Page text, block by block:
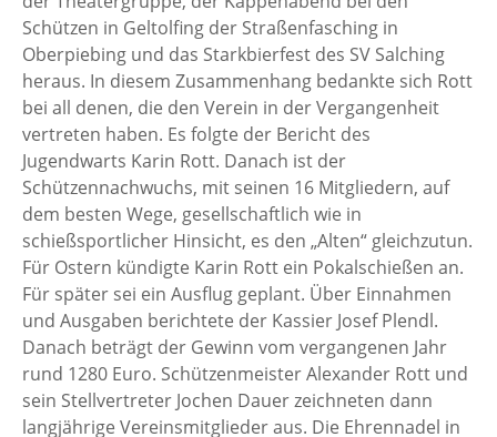
Schützen in Geltolfing der Straßenfasching in
Oberpiebing und das Starkbierfest des SV Salching
heraus. In diesem Zusammenhang bedankte sich Rott
bei all denen, die den Verein in der Vergangenheit
vertreten haben. Es folgte der Bericht des
Jugendwarts Karin Rott. Danach ist der
Schützennachwuchs, mit seinen 16 Mitgliedern, auf
dem besten Wege, gesellschaftlich wie in
schießsportlicher Hinsicht, es den „Alten“ gleichzutun.
Für Ostern kündigte Karin Rott ein Pokalschießen an.
Für später sei ein Ausflug geplant. Über Einnahmen
und Ausgaben berichtete der Kassier Josef Plendl.
Danach beträgt der Gewinn vom vergangenen Jahr
rund 1280 Euro. Schützenmeister Alexander Rott und
sein Stellvertreter Jochen Dauer zeichneten dann
langjährige Vereinsmitglieder aus. Die Ehrennadel in